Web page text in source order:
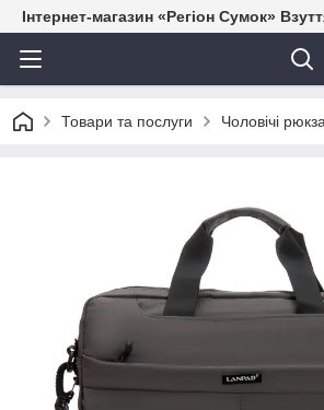
Інтернет-магазин «Регіон Сумок»
Товари та послуги Чоловічі